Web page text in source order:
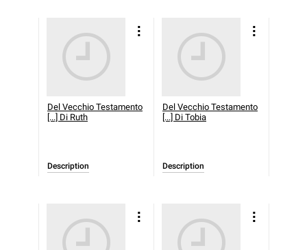
Del Vecchio Testamento
[...] Di Ruth
Description
Del Vecchio Testamento
[...] Di Tobia
Description